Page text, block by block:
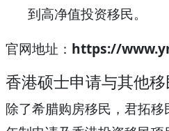
到高净值投资移民。
官网地址： https://
香港硕士申请与其他移
除了希腊购房移民，君拓